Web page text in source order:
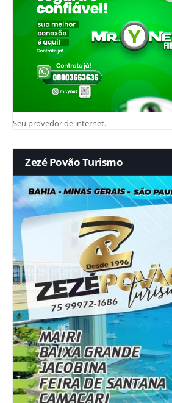
Seu provedor de internet.
Zezé Povão Turismo